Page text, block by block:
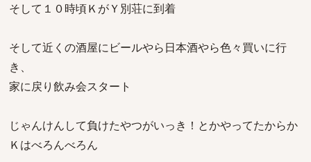
そして１０時頃ＫがＹ別荘に到着
そして近くの酒屋にビールやら日本酒やら色々買いに行
き、
家に戻り飲み会スタート
じゃんけんして負けたやつがいっき！とかやってたからか
Ｋはべろんべろん